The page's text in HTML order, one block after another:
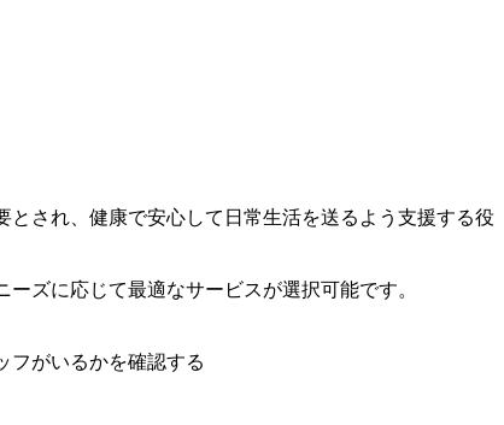
され、健康で安心して日常生活を送るよう支援する役
ズに応じて最適なサービスが選択可能です。
フがいるかを確認する